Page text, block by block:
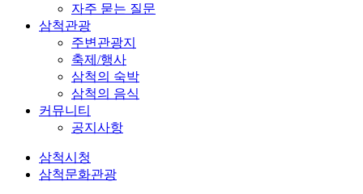
자주 묻는 질문
삼척관광
주변관광지
축제/행사
삼척의 숙박
삼척의 음식
커뮤니티
공지사항
삼척시청
삼척문화관광